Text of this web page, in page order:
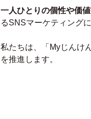
一人ひとりの個性や価
るSNSマーケティング
私たちは、「Myじんけ
を推進します。